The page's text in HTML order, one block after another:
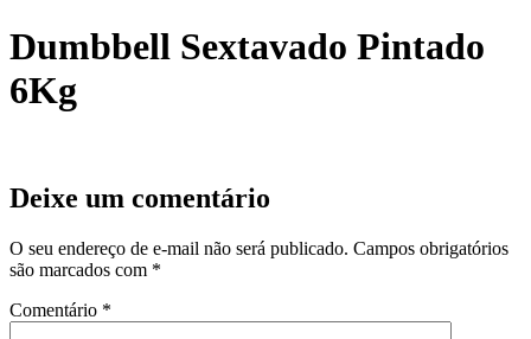
Dumbbell Sextavado Pintado
6Kg
Deixe um comentário
O seu endereço de e-mail não será publicado. Campos obrigatórios
são marcados com *
Comentário *